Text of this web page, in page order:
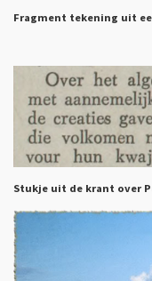
Fragment tekening uit
Stukje uit de krant over